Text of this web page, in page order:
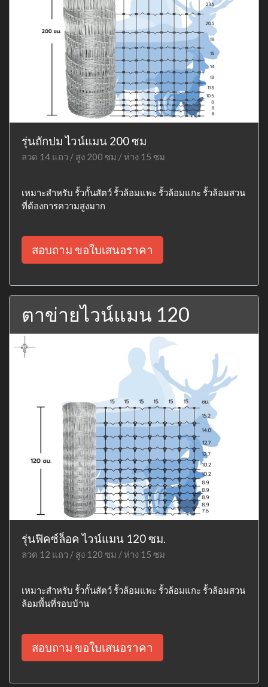
รุ่นถักปม ไวน์แมน 200 ซม
ลวด 14 แถว / สูง 200 ซม / ห่าง 15 ซม
เหมาะสำหรับ รั้วกั้นสัตว์ รั้วล้อมแพะ รั้วล้อมแกะ รั้วล้อมสวน
ที่ต้องการความสูงมาก
สอบถาม ขอใบเสนอราคา
ตาข่ายไวน์แมน 120
รุ่นฟิคซ์ล็อค ไวน์แมน 120 ซม.
ลวด 12 แถว / สูง 120 ซม / ห่าง 15 ซม
เหมาะสำหรับ รั้วกั้นสัตว์ รั้วล้อมแพะ รั้วล้อมแกะ รั้วล้อมสวน
ล้อมพื้นที่รอบบ้าน
สอบถาม ขอใบเสนอราคา